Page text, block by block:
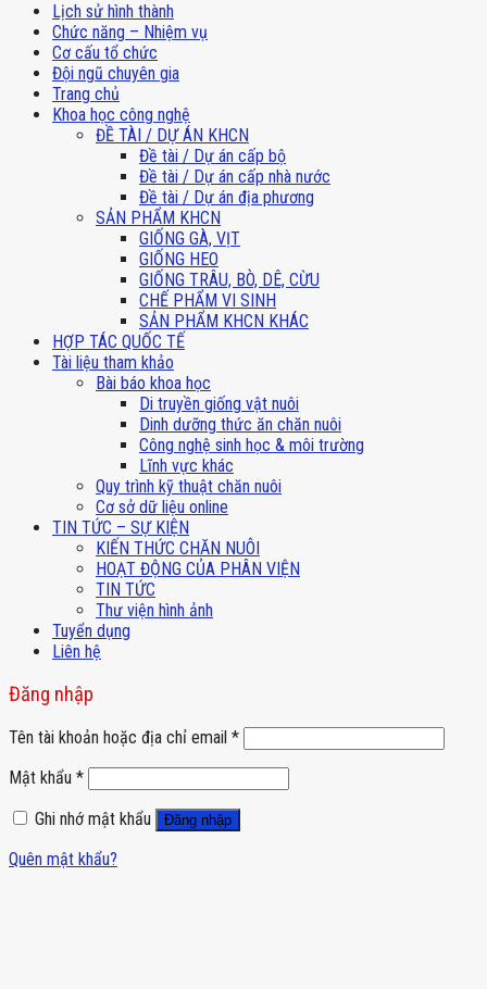
Lịch sử hình thành
Chức năng – Nhiệm vụ
Cơ cấu tổ chức
Đội ngũ chuyên gia
Trang chủ
Khoa học công nghệ
ĐỀ TÀI / DỰ ÁN KHCN
Đề tài / Dự án cấp bộ
Đề tài / Dự án cấp nhà nước
Đề tài / Dự án địa phương
SẢN PHẨM KHCN
GIỐNG GÀ, VỊT
GIỐNG HEO
GIỐNG TRÂU, BÒ, DÊ, CỪU
CHẾ PHẨM VI SINH
SẢN PHẨM KHCN KHÁC
HỢP TÁC QUỐC TẾ
Tài liệu tham khảo
Bài báo khoa học
Di truyền giống vật nuôi
Dinh dưỡng thức ăn chăn nuôi
Công nghệ sinh học & môi trường
Lĩnh vực khác
Quy trình kỹ thuật chăn nuôi
Cơ sở dữ liệu online
TIN TỨC – SỰ KIỆN
KIẾN THỨC CHĂN NUÔI
HOẠT ĐỘNG CỦA PHÂN VIỆN
TIN TỨC
Thư viện hình ảnh
Tuyển dụng
Liên hệ
Đăng nhập
Tên tài khoản hoặc địa chỉ email *
Mật khẩu *
Ghi nhớ mật khẩu
Đăng nhập
Quên mật khẩu?